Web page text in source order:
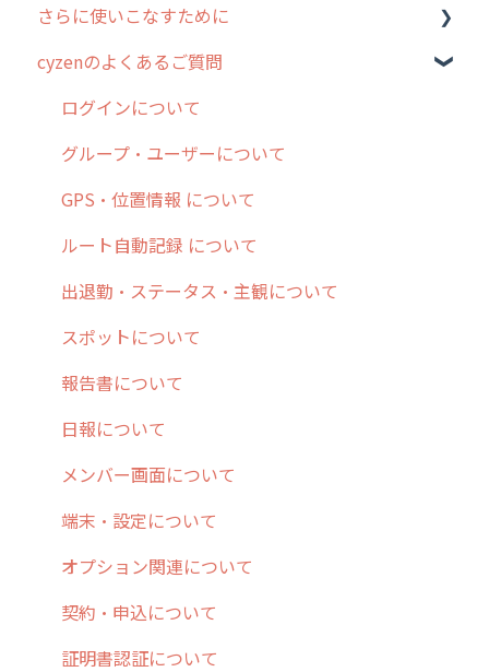
3. cyzenの位置情報取得について
4. cyzen利用前の準備：システム管理者編
5. 基本的な使い方：システム管理者編
6. 基本的な使い方：ユーザー編
7. 初心者向けよくある質問集
8. 用語集
9. もっと便利に利用するための設定
10.ユーザー向けおすすめの使い方
【業界業種別】cyzen設定方法
行動管理
予定管理
スポット
ステータス・主観
報告書・行動種別
勤怠管理
活動通知
パフォーマンス
帳票出力
メッセージ・ファイル添付
商品
各種設定・その他
ホーム画面
スポット
報告閲覧
予定
日報
履歴
メンバー
メッセージ
パフォーマンス
外部リンク
お知らせ
設定
行動管理
勤怠管理
予定管理
スポット
ステータス・主観
報告書・行動種別
ユーザー・グループ管理
メッセージ機能
活動通知
内線電話
商品
各種設定・ログイン
さらに使いこなすために
はじめに
スポット・ステータス関連オプション
交通費自動計算
安全走行支援
写真管理・高画質化
ダッシュボード（BI）・パフォーマンス
連携オプション
その他オプション
IP接続制限・端末認証設定
契約・その他
cyzenのよくあるご質問
ログインについて
グループ・ユーザーについて
GPS・位置情報 について
ルート自動記録 について
出退勤・ステータス・主観について
スポットについて
報告書について
日報について
メンバー画面について
端末・設定について
オプション関連について
契約・申込について
証明書認証について